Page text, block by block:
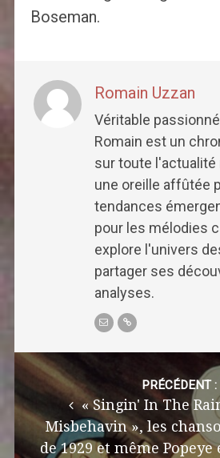
Boseman.
Romain Uzzan
Véritable
Romain est un
sur toute l'actualité
une oreille affûtée
tendances
pour les mélodies
explore l'univers
partager ses
analyses.
Post
navigation
PRÉCÉDENT :
« Singin' In The
Misbehavin », les
de 1929 et même